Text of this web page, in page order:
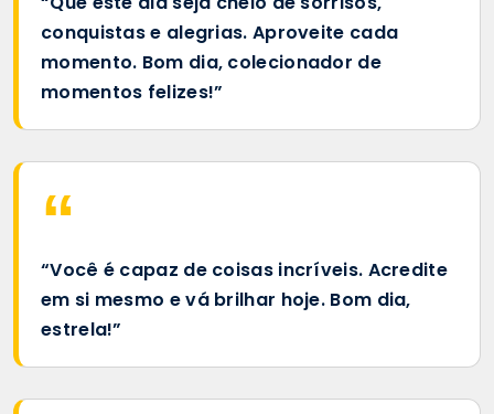
conquistas e alegrias. Aproveite cada
momento. Bom dia, colecionador de
momentos felizes!”
“Você é capaz de coisas incríveis. Acredite
em si mesmo e vá brilhar hoje. Bom dia,
estrela!”